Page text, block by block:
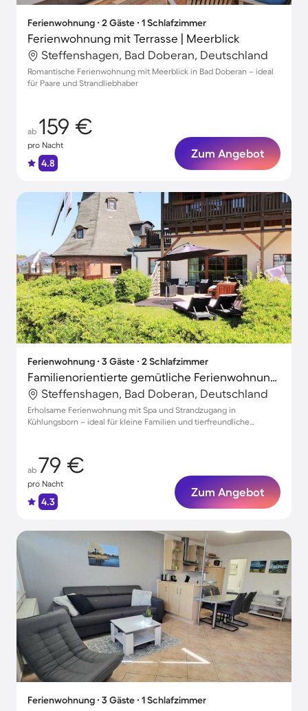
Ferienwohnung ∙ 2 Gäste ∙ 1 Schlafzimmer
Ferienwohnung mit Terrasse | Meerblick
Steffenshagen, Bad Doberan, Deutschland
Romantische Ferienwohnung mit Meerblick in Bad Doberan – ideal
für Paare und Strandliebhaber
ab 159 €
pro Nacht
4.8
Zum Angebot
Ferienwohnung ∙ 3 Gäste ∙ 2 Schlafzimmer
Familienorientierte gemütliche Ferienwohnung mit Terrasse | Haustierfreundlich
Steffenshagen, Bad Doberan, Deutschland
Erholsame Ferienwohnung mit Spa und Strandzugang in
Kühlungsborn – ideal für kleine Familien und tierfreundliche
ab 79 €
pro Nacht
4.3
Zum Angebot
Ferienwohnung ∙ 3 Gäste ∙ 1 Schlafzimmer